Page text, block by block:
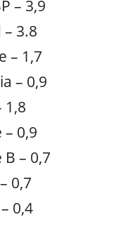
– 3,9
3.8
– 1,7
– 0,9
1,8
0,9
– 0,7
0,7
0,4